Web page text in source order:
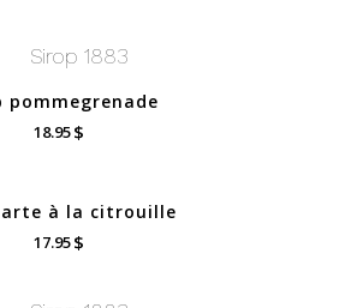
pommegrenade
18.95$
à la citrouille
17.95$